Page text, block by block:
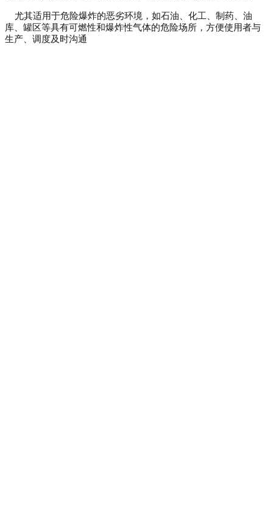
尤其适用于危险爆炸的恶劣环境，如石油、化工、制药、油
库、罐区等具有可燃性和爆炸性气体的危险场所，方便使用者与
生产、调度及时沟通